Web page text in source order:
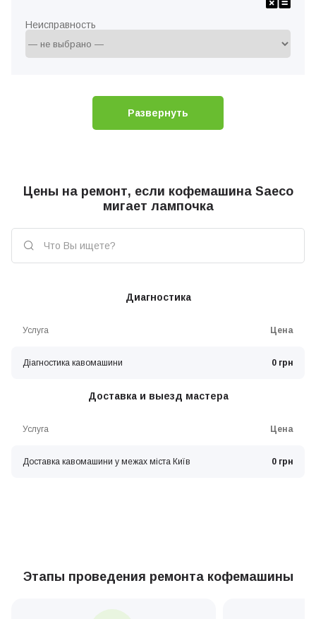
Неисправность
Развернуть
Цены на ремонт, если кофемашина Saeco
мигает лампочка
Диагностика
Услуга Цена
Діагностика кавомашини 0 грн
Доставка и выезд мастера
Услуга Цена
Доставка кавомашини у межах міста Київ 0 грн
Этапы проведения ремонта кофемашины